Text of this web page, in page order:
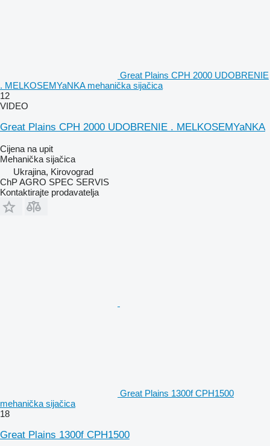
Great Plains CPH 2000 UDOBRENIE
. MELKOSEMYaNKA mehanička sijačica
12
VIDEO
Great Plains CPH 2000 UDOBRENIE . MELKOSEMYaNKA
Cijena na upit
Mehanička sijačica
Ukrajina, Kirovograd
ChP AGRO SPEC SERVIS
Kontaktirajte prodavatelja
Great Plains 1300f CPH1500
mehanička sijačica
18
Great Plains 1300f CPH1500